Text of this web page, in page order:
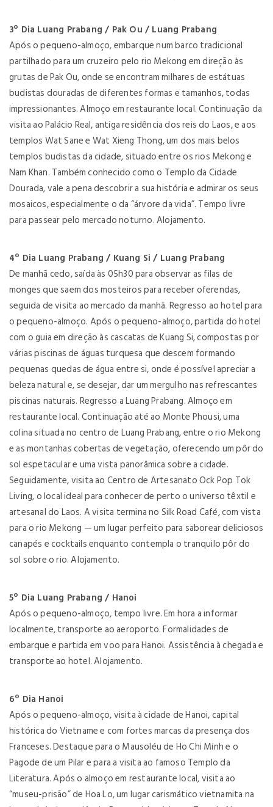
3º Dia Luang Prabang / Pak Ou / Luang Prabang
Após o pequeno-almoço, embarque num barco tradicional
partilhado para um cruzeiro pelo rio Mekong em direção às
grutas de Pak Ou, onde se encontram milhares de estátuas
budistas douradas de diferentes formas e tamanhos, todas
impressionantes. Almoço em restaurante local. Continuação da
visita ao Palácio Real, antiga residência dos reis do Laos, e aos
templos Wat Sane e Wat Xieng Thong, um dos mais belos
templos budistas da cidade, situado entre os rios Mekong e
Nam Khan. Também conhecido como o Templo da Cidade
Dourada, vale a pena descobrir a sua história e admirar os seus
mosaicos, especialmente o da “árvore da vida”. Tempo livre
para passear pelo mercado noturno. Alojamento.
4º Dia Luang Prabang / Kuang Si / Luang Prabang
De manhã cedo, saída às 05h30 para observar as filas de
monges que saem dos mosteiros para receber oferendas,
seguida de visita ao mercado da manhã. Regresso ao hotel para
o pequeno-almoço. Após o pequeno-almoço, partida do hotel
com o guia em direção às cascatas de Kuang Si, compostas por
várias piscinas de águas turquesa que descem formando
pequenas quedas de água entre si, onde é possível apreciar a
beleza natural e, se desejar, dar um mergulho nas refrescantes
piscinas naturais. Regresso a Luang Prabang. Almoço em
restaurante local. Continuação até ao Monte Phousi, uma
colina situada no centro de Luang Prabang, entre o rio Mekong
e as montanhas cobertas de vegetação, oferecendo um pôr do
sol espetacular e uma vista panorâmica sobre a cidade.
Seguidamente, visita ao Centro de Artesanato Ock Pop Tok
Living, o local ideal para conhecer de perto o universo têxtil e
artesanal do Laos. A visita termina no Silk Road Café, com vista
para o rio Mekong — um lugar perfeito para saborear deliciosos
canapés e cocktails enquanto contempla o tranquilo pôr do
sol sobre o rio. Alojamento.
5º Dia Luang Prabang / Hanoi
Após o pequeno-almoço, tempo livre. Em hora a informar
localmente, transporte ao aeroporto. Formalidades de
embarque e partida em voo para Hanoi. Assistência à chegada e
transporte ao hotel. Alojamento.
6º Dia Hanoi
Após o pequeno-almoço, visita à cidade de Hanoi, capital
histórica do Vietname e com fortes marcas da presença dos
Franceses. Destaque para o Mausoléu de Ho Chi Minh e o
Pagode de um Pilar e para a visita ao famoso Templo da
Literatura. Após o almoço em restaurante local, visita ao
“museu-prisão” de Hoa Lo, um lugar carismático vietnamita na